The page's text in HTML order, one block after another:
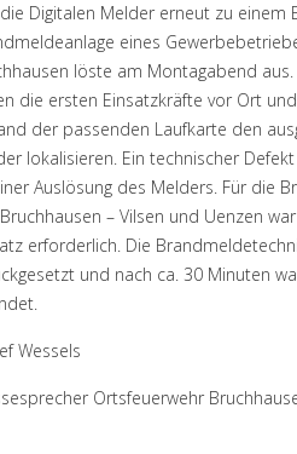
Digitalen Melder erneut zu einem
eines
löste am Montagabend aus.
die ersten Einsatzkräfte vor Ort
der passenden Laufkarte den
lokalisieren. Ein technischer
Auslösung des Melders. Für die
– Vilsen und Uenzen
erforderlich. Die
und nach ca. 30 Minuten
Wessels
Ortsfeuerwehr